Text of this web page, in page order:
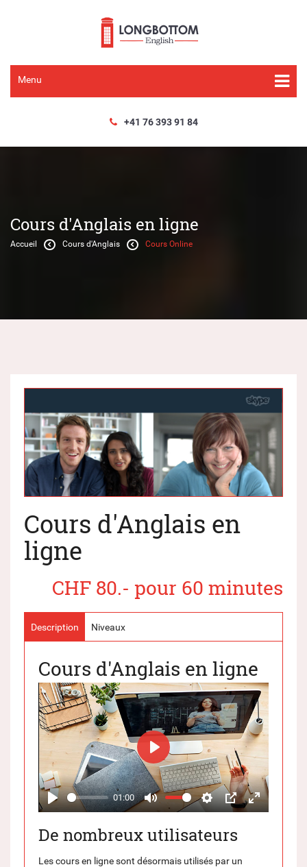
Menu
+41 76 393 91 84
Cours d'Anglais en ligne
Accueil Cours d'Anglais Cours Online
Cours d'Anglais en
ligne
CHF 80.- pour 60 minutes
Description Niveaux
Cours d'Anglais en ligne
Play
01:00
Mute Settings
PIP
Enter
Play
De nombreux utilisateurs
Les cours en ligne sont désormais utilisés par un